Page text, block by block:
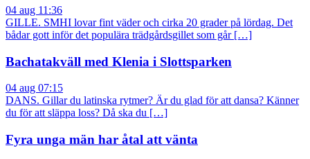
04 aug 11:36
GILLE. SMHI lovar fint väder och cirka 20 grader på lördag. Det
bådar gott inför det populära trädgårdsgillet som går […]
Bachatakväll med Klenia i Slottsparken
04 aug 07:15
DANS. Gillar du latinska rytmer? Är du glad för att dansa? Känner
du för att släppa loss? Då ska du […]
Fyra unga män har åtal att vänta